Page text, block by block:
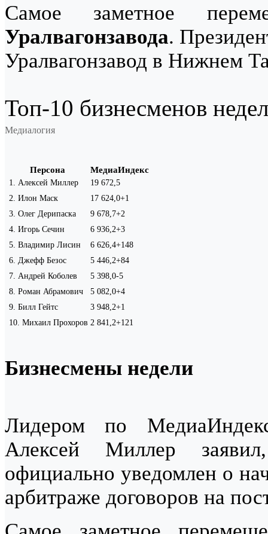
Самое заметное
Уралвагонзавода.
Уралвагонзавод в Нижнем
Топ-10 бизнесменов
Медиалогия
Персона МедиаИндекс
1 Алексей Миллер
19 672,5
2 Илон Маск 17 624,0+1
3 Олег Дерипаска 9 678,7+2
4 Игорь Сечин 6 936,2+3
5 Владимир Лисин 6 626,4+148
6 Джефф Безос 5 446,2+84
7 Андрей Коболев 5 398,0-5
8 Роман Абрамович 5 082,0+4
9 Билл Гейтс 3 948,2+1
10 Михаил Прохоров 2 841,2+121
Бизнесмены недели
Лидером по
Алексей Миллер
официально уведомлен о
арбитраже договоров на